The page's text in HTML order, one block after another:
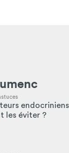
les éviter ?